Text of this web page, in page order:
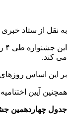
به نقل از ستاد خبری جشنواره
می کند.
بر این اساس روزهای پنجشنبه، جمعه و شنبه (٢٩ تا ١
همچنین آیین اختتامیه جشنواره نیز شامگاه ٢ آبان
جدول چهاردهمین